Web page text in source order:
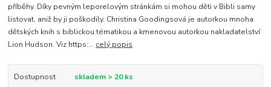
příběhy. Díky pevným leporelovým stránkám si mohou děti v Bibli samy
listovat, aniž by ji poškodily. Christina Goodingsová je autorkou mnoha
dětských knih s biblickou tématikou a kmenovou autorkou nakladatelství
Lion Hudson. Viz https:... celý popis
Dostupnost skladem > 20 ks